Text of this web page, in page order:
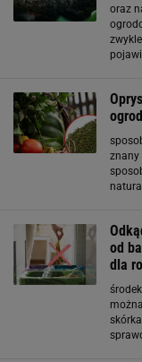
oraz
znany
od
dla